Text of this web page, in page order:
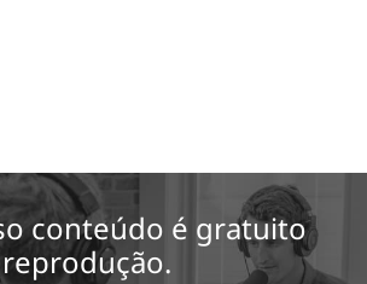
conteúdo é gratuito